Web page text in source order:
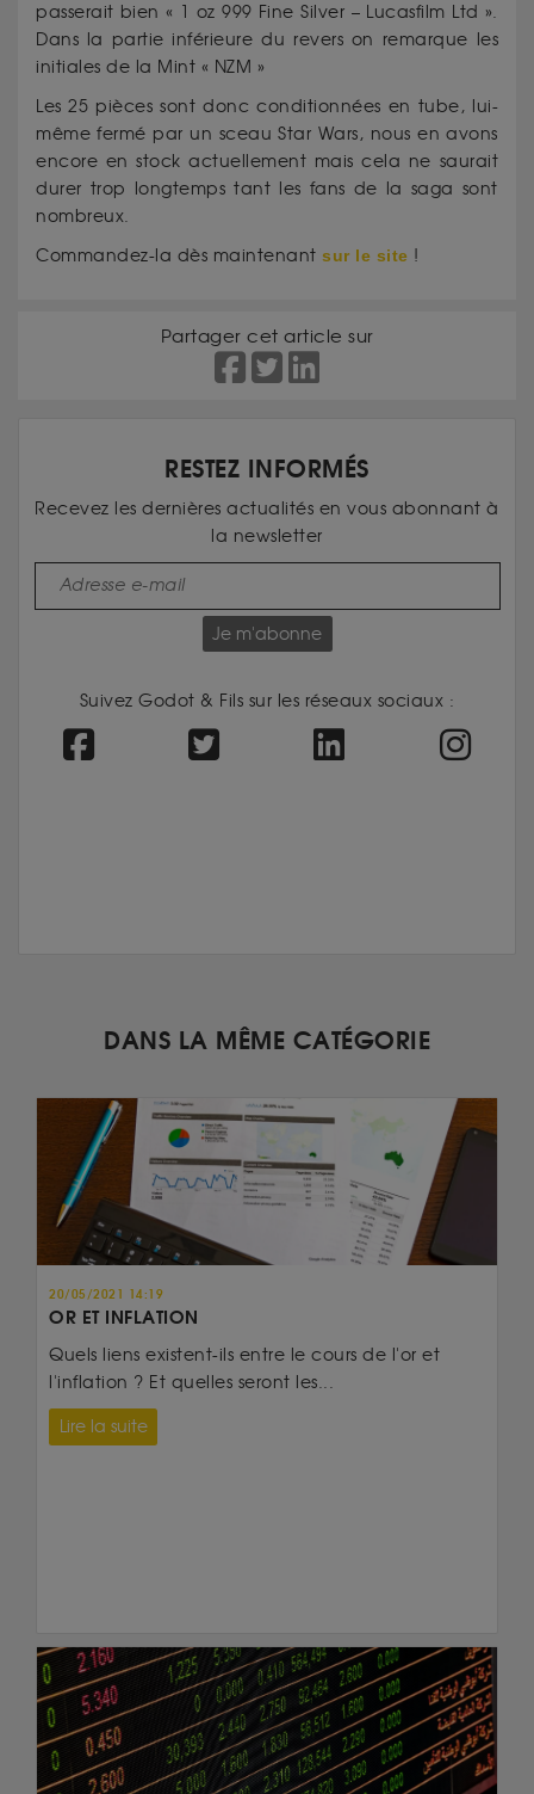
passerait bien « 1 oz 999 Fine Silver – Lucasfilm Ltd ».
Dans la partie inférieure du revers on remarque les
initiales de la Mint « NZM »
Les 25 pièces sont donc conditionnées en tube, lui-
même fermé par un sceau Star Wars, nous en avons
encore en stock actuellement mais cela ne saurait
durer trop longtemps tant les fans de la saga sont
nombreux.
Commandez-la dès maintenant sur le site !
Partager cet article sur
RESTEZ INFORMÉS
Recevez les dernières actualités en vous abonnant à
la newsletter
Je m'abonne
Suivez Godot & Fils sur les réseaux sociaux :
DANS LA MÊME CATÉGORIE
20/05/2021 14:19
OR ET INFLATION
Quels liens existent-ils entre le cours de l'or et
l'inflation ? Et quelles seront les...
Lire la suite